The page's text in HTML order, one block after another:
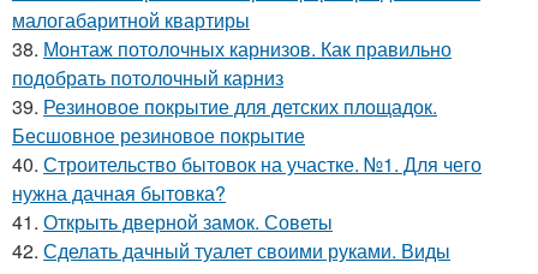
малогабаритной квартиры
38. Монтаж потолочных карнизов. Как правильно
подобрать потолочный карниз
39. Резиновое покрытие для детских площадок.
Бесшовное резиновое покрытие
40. Строительство бытовок на участке. №1. Для чего
нужна дачная бытовка?
41. Открыть дверной замок. Советы
42. Сделать дачный туалет своими руками. Виды